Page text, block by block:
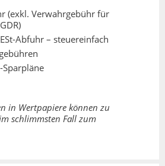
(exkl. Verwahrgebühr für
Abfuhr – steuereinfach
Sparpläne
in Wertpapiere können zu
schlimmsten Fall zum